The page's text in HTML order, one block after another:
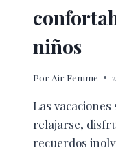
niños
Por Air Femme
Las
relajarse,
recuerdos